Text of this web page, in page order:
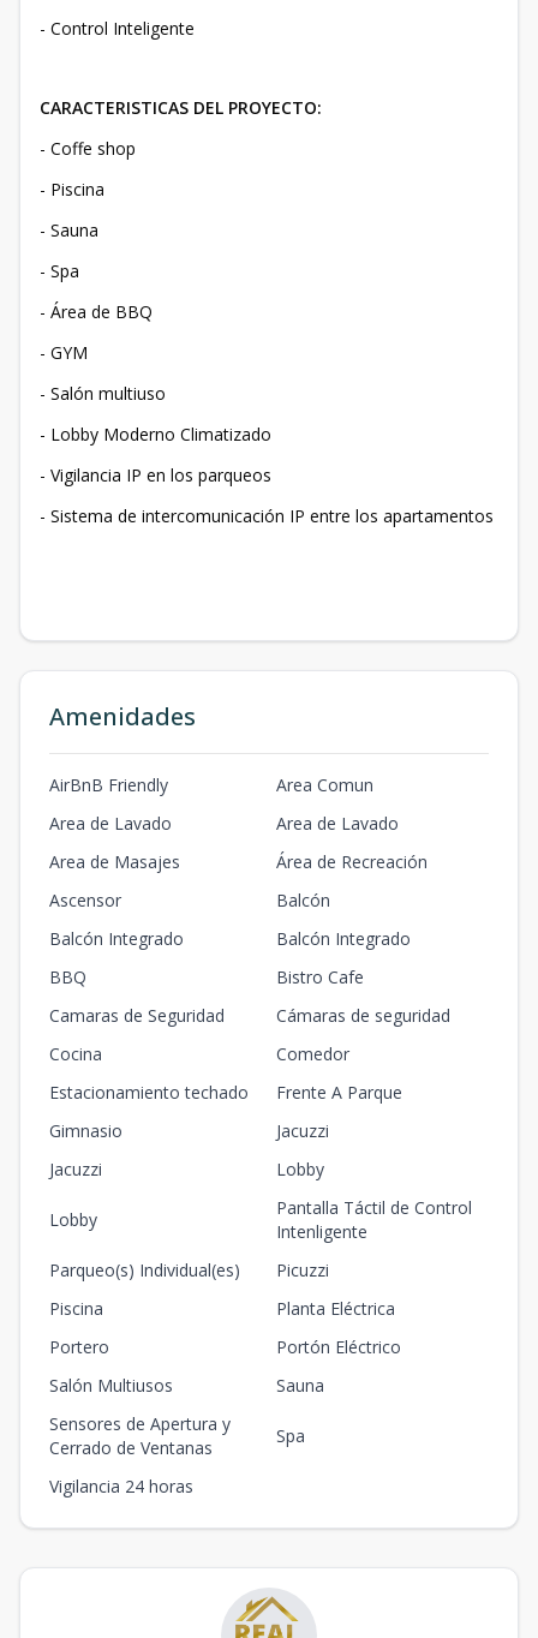
- Control Inteligente
CARACTERISTICAS DEL PROYECTO:
- Coffe shop
- Piscina
- Sauna
- Spa
- Área de BBQ
- GYM
- Salón multiuso
- Lobby Moderno Climatizado
- Vigilancia IP en los parqueos
- Sistema de intercomunicación IP entre los apartamentos
Amenidades
AirBnB Friendly
Area Comun
Area de Lavado
Area de Lavado
Area de Masajes
Área de Recreación
Ascensor
Balcón
Balcón Integrado
Balcón Integrado
BBQ
Bistro Cafe
Camaras de Seguridad
Cámaras de seguridad
Cocina
Comedor
Estacionamiento techado
Frente A Parque
Gimnasio
Jacuzzi
Jacuzzi
Lobby
Lobby
Pantalla Táctil de Control
Intenligente
Parqueo(s) Individual(es)
Picuzzi
Piscina
Planta Eléctrica
Portero
Portón Eléctrico
Salón Multiusos
Sauna
Sensores de Apertura y
Cerrado de Ventanas
Spa
Vigilancia 24 horas